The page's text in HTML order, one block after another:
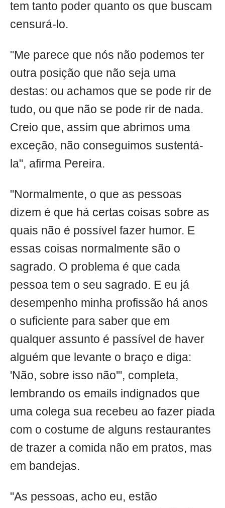
tem tanto poder quanto os que buscam
censurá-lo.
"Me parece que nós não podemos ter
outra posição que não seja uma
destas: ou achamos que se pode rir de
tudo, ou que não se pode rir de nada.
Creio que, assim que abrimos uma
exceção, não conseguimos sustentá-
la", afirma Pereira.
"Normalmente, o que as pessoas
dizem é que há certas coisas sobre as
quais não é possível fazer humor. E
essas coisas normalmente são o
sagrado. O problema é que cada
pessoa tem o seu sagrado. E eu já
desempenho minha profissão há anos
o suficiente para saber que em
qualquer assunto é passível de haver
alguém que levante o braço e diga:
'Não, sobre isso não'", completa,
lembrando os emails indignados que
uma colega sua recebeu ao fazer piada
com o costume de alguns restaurantes
de trazer a comida não em pratos, mas
em bandejas.
"As pessoas, acho eu, estão